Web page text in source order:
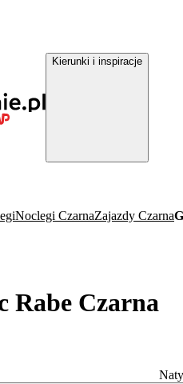
Kierunki i inspiracje
Noclegi CzarnaZajazdy Czarna
Rabe Czarna